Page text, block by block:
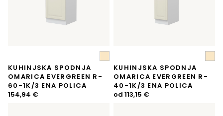
KUHINJSKA SPODNJA
OMARICA EVERGREEN R-
60-1K/3 ENA POLICA
154,94 €
KUHINJSKA SPODNJA
OMARICA EVERGREEN R-
40-1K/3 ENA POLICA
od 113,15 €